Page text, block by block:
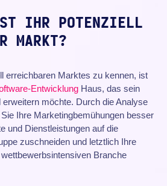
IHR POTENZIELL E
MARKT?
erreichbaren Marktes zu kennen, ist
Entwicklung Haus, das sein
möchte. Durch die Analyse
Ihre Marketingbemühungen besser
und Dienstleistungen auf die
zuschneiden und letztlich Ihre
Branche